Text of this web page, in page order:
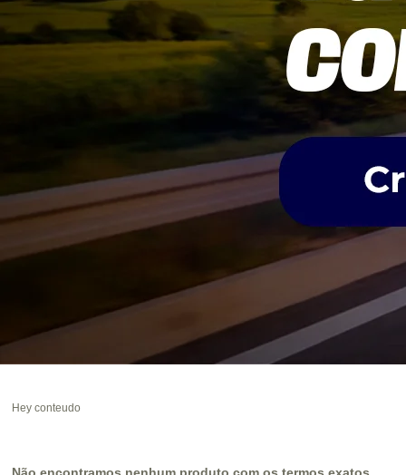
Hey conteudo